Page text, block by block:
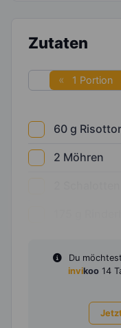
Zutaten
1 Portion
60 g
2 Möhren
Du
invikoo 14